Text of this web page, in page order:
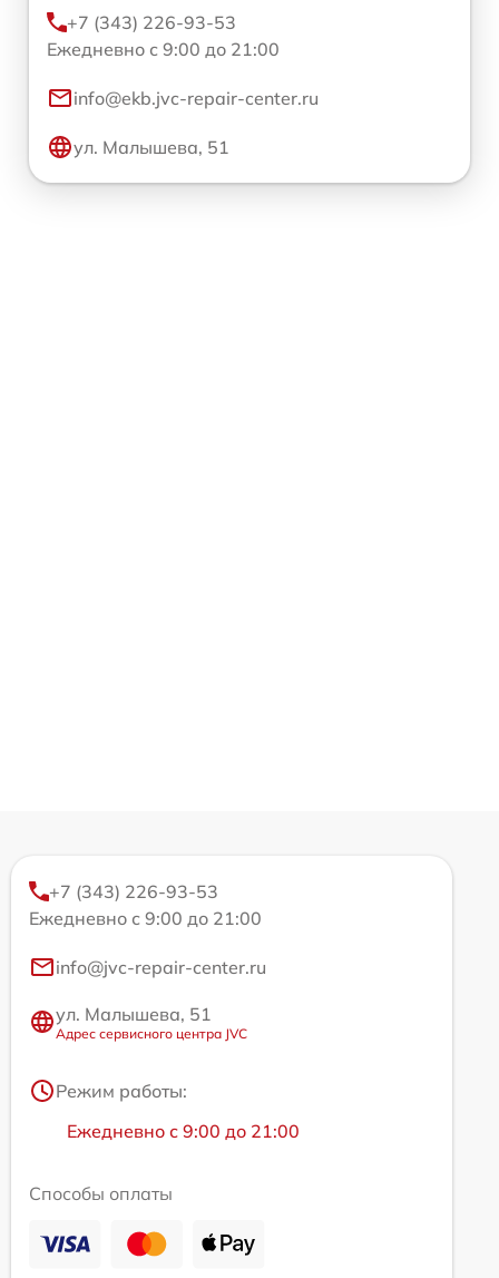
+7 (343) 226-93-53
Ежедневно с 9:00 до 21:00
info@ekb.jvc-repair-center.ru
ул. Малышева, 51
+7 (343) 226-93-53
Ежедневно с 9:00 до 21:00
info@jvc-repair-center.ru
ул. Малышева, 51
Адрес сервисного центра JVC
Режим работы:
Ежедневно с 9:00 до 21:00
Способы оплаты